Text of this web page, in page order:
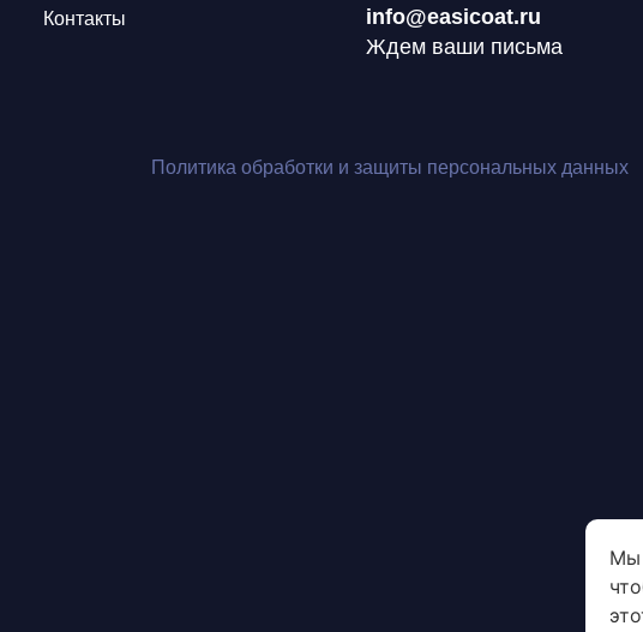
Контакты
info@easicoat.ru
Ждем ваши письма
Политика обработки и защиты персональных данных
Мы